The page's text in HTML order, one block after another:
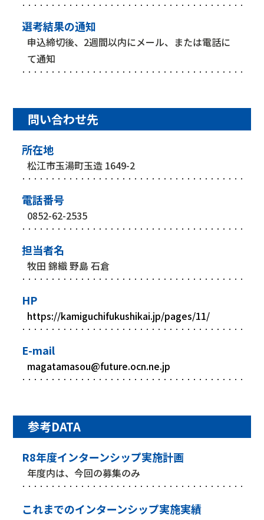
選考結果の通知
申込締切後、2週間以内にメール、または電話に
て通知
問い合わせ先
所在地
松江市玉湯町玉造 1649-2
電話番号
0852-62-2535
担当者名
牧田 錦織 野島 石倉
HP
https://kamiguchifukushikai.jp/pages/11/
E-mail
magatamasou@future.ocn.ne.jp
参考DATA
R8年度インターンシップ実施計画
年度内は、今回の募集のみ
これまでのインターンシップ実施実績